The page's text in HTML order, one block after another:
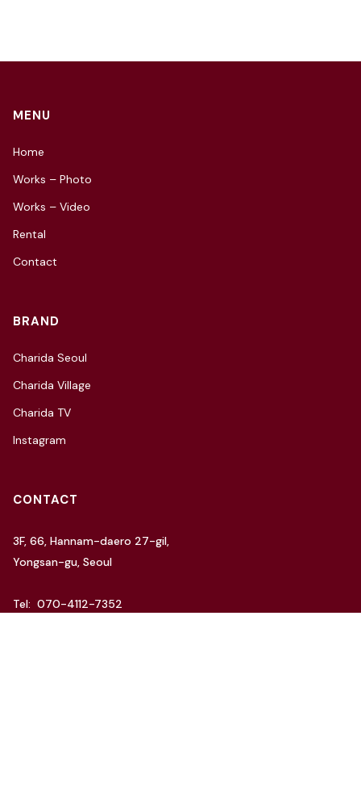
MENU
Home
Works – Photo
Works – Video
Rental
Contact
BRAND
Charida Seoul
Charida Village
Charida TV
Instagram
CONTACT
3F, 66, Hannam-daero 27-gil,
Yongsan-gu, Seoul
Tel: 070-4112-7352